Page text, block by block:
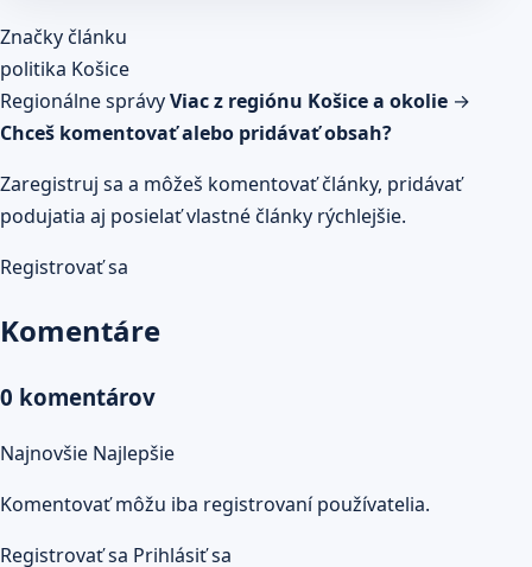
problémoch…
Článok pokračuje po kliknutí
Prečítaj celý článok
Značky článku
politika Košice
Regionálne správyViac z regiónu Košice a okolie →
Chceš komentovať alebo pridávať obsah?
Zaregistruj sa a môžeš komentovať články, pridávať
podujatia aj posielať vlastné články rýchlejšie.
Registrovať sa
Komentáre
0 komentárov
Najnovšie Najlepšie
Komentovať môžu iba registrovaní používatelia.
Registrovať sa Prihlásiť sa